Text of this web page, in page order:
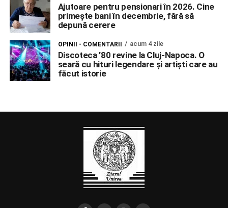
Ajutoare pentru pensionari în 2026. Cine
primește bani în decembrie, fără să
depună cerere
OPINII - COMENTARII acum 4 zile
Discoteca ’80 revine la Cluj-Napoca. O
seară cu hituri legendare și artiști care au
făcut istorie